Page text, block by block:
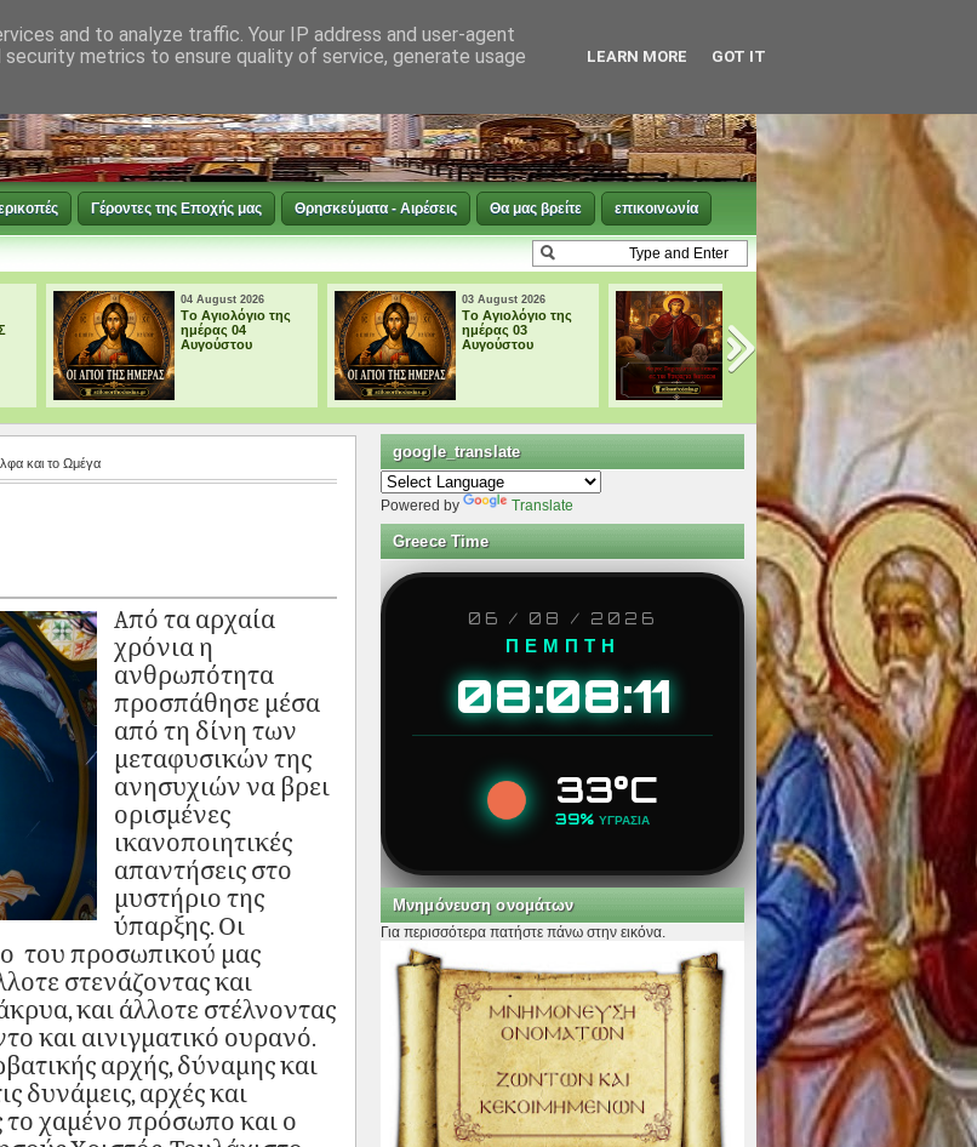
Γέροντες της Εποχής μας Θρησκεύματα - Αιρέσεις Θα μας βρείτε επικοινωνία
04 August 2026
Tο Αγιολόγιο της
ημέρας 04
Αυγούστου
03 August 2026
Tο Αγιολόγιο της
ημέρας 03
Αυγούστου
03 August 2026
† ΜΙΚΡΗ
ΠΑΡΑΚΛΗΣΗ ΕΙΣ
ΤΗΝ ΥΠΕΡΑΓΙΑ
ΘΕΟΤΟΚΟ
02 August 2026
† ΜΕΓΑΛΗ
ΠΑΡΑΚΛΗΣΗ ΕΙΣ
ΤΗΝ ΥΠΕΡΑΓΙΑ
ΘΕΟΤΟΚΟ
και το Ωμέγα
Aπό τα αρχαία
χρόνια η
ανθρωπότητα
προσπάθησε μέσα
από τη δίνη των
μεταφυσικών της
ανησυχιών να βρει
ορισμένες
ικανοποιητικές
απαντήσεις στο
μυστήριο της
ύπαρξης. Οι
του προσωπικού μας
στενάζοντας και
και άλλοτε στέλνοντας
και αινιγματικό ουρανό.
αρχής, δύναμης και
δυνάμεις, αρχές και
το χαμένο πρόσωπο και ο
google_translate
Powered by Translate
Greece Time
06 / 08 / 2026
ΠΕΜΠΤΗ
08:08:13
33°C
39% ΥΓΡΑΣΙΑ
Μνημόνευση ονομάτων
Για περισσότερα πατήστε πάνω στην εικόνα.
and to analyze traffic. Your IP address and user-agent
metrics to ensure quality of service, generate usage
LEARN MORE GOT IT